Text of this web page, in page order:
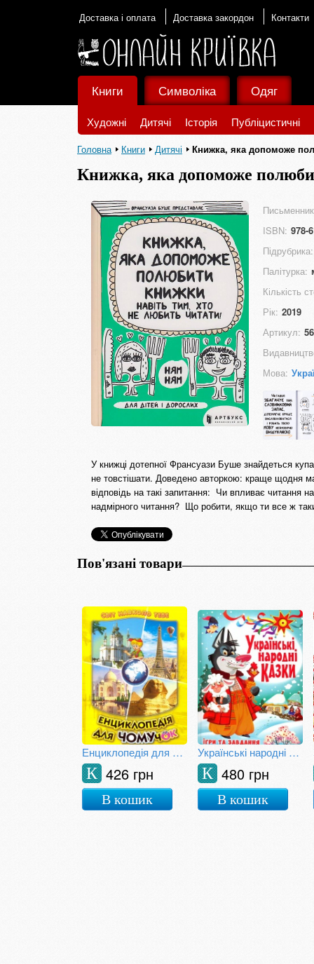
Доставка і оплата Доставка закордон Контакти
Книги
Художні Дитячі Історія Публіцистичні
Символіка Одяг
Головна Книги Дитячі Книжка, яка допоможе
Книжка, яка допоможе
ISBN: 978-
Підрубрика:
Палітурка:
Кількість
Рік: 2019
Артикул:
Мова:
У книжці дотепної Франсуази Буше знайдеться
не товстішати. Доведено авторкою: краще щодня
відповідь на такі запитання: Чи впливає читання
надмірного читання? Що робити, якщо ти все ж
Пов'язані товари
Енциклопедія для чомучок. Книга 4
426 грн
К
В кошик
Українські народні казки. Ігри та завдання
480 грн
К
В кошик